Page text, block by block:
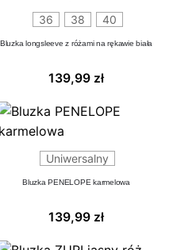
36 38 40
Bluzka longsleeve z różami na rękawie biała
139,99 zł
Uniwersalny
Bluzka PENELOPE karmelowa
139,99 zł